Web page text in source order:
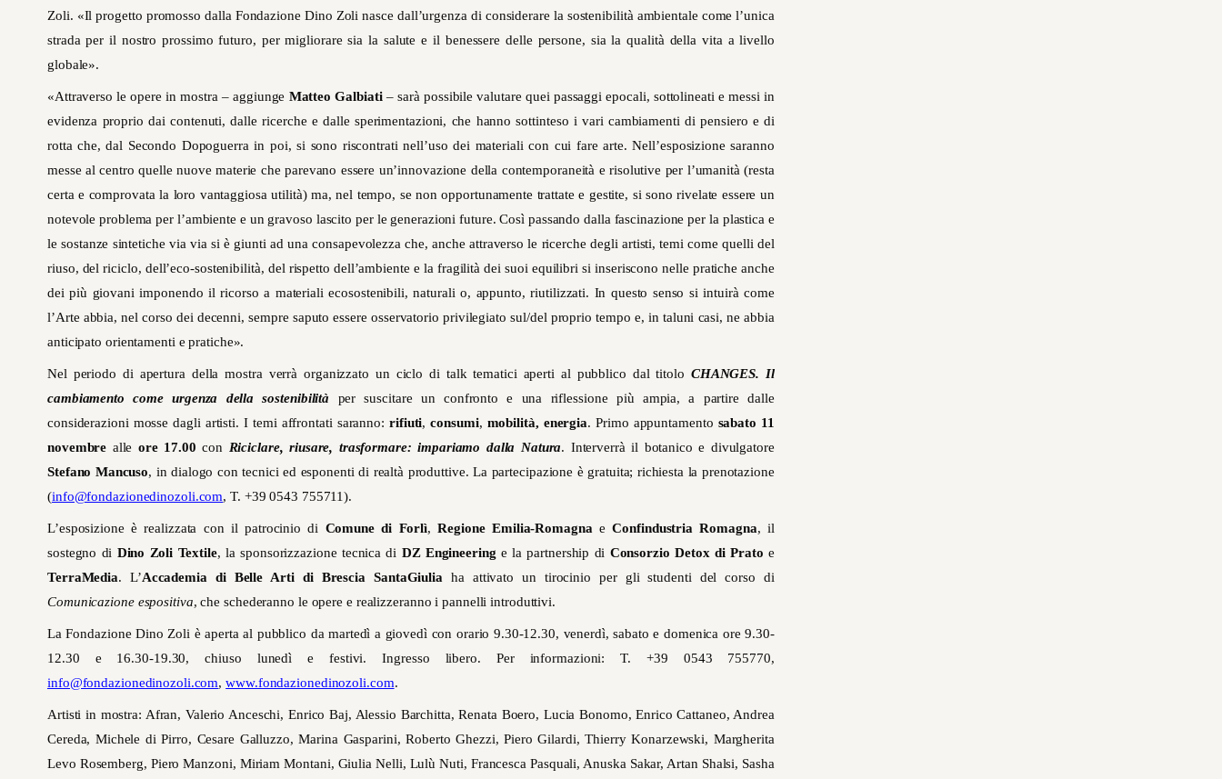
Zoli. «Il progetto promosso dalla Fondazione Dino Zoli nasce dall’urgenza di considerare la sostenibilità ambientale come l’unica
strada per il nostro prossimo futuro, per migliorare sia la salute e il benessere delle persone, sia la qualità della vita a livello
globale».
«Attraverso le opere in mostra – aggiunge Matteo Galbiati– sarà possibile valutare quei passaggi epocali, sottolineati e messi in
evidenza proprio dai contenuti, dalle ricerche e dalle sperimentazioni, che hanno sottinteso i vari cambiamenti di pensiero e di
rotta che, dal Secondo Dopoguerra in poi, si sono riscontrati nell’uso dei materiali con cui fare arte. Nell’esposizione saranno
messe al centro quelle nuove materie che parevano essere un’innovazione della contemporaneità e risolutive per l’umanità (resta
certa e comprovata la loro vantaggiosa utilità) ma, nel tempo, se non opportunamente trattate e gestite, si sono rivelate essere un
notevole problema per l’ambiente e un gravoso lascito per le generazioni future. Così passando dalla fascinazione per la plastica e
le sostanze sintetiche via via si è giunti ad una consapevolezza che, anche attraverso le ricerche degli artisti, temi come quelli del
riuso, del riciclo, dell’eco-sostenibilità, del rispetto dell’ambiente e la fragilità dei suoi equilibri si inseriscono nelle pratiche anche
dei più giovani imponendo il ricorso a materiali ecosostenibili, naturali o, appunto, riutilizzati. In questo senso si intuirà come
l’Arte abbia, nel corso dei decenni, sempre saputo essere osservatorio privilegiato sul/del proprio tempo e, in taluni casi, ne abbia
anticipato orientamenti e pratiche».
Nel periodo di apertura della mostra verrà organizzato un ciclo di talk tematici aperti al pubblico dal titolo CHANGES. Il
cambiamento come urgenza della sostenibilità per suscitare un confronto e una riflessione più ampia, a partire dalle
considerazioni mosse dagli artisti. I temi affrontati saranno:rifiuti,consumi, mobilità, energia. Primo appuntamento sabato 11
novembre alle ore 17.00 con Riciclare, riusare, trasformare: impariamo dalla Natura. Interverrà il botanico e divulgatore
Stefano Mancuso, in dialogo con tecnici ed esponenti di realtà produttive. La partecipazione è gratuita; richiesta la prenotazione
(info@fondazionedinozoli.com, T. +39 0543 755711).
L’esposizione è realizzata con il patrocinio di Comune di Forlì,Regione Emilia-RomagnaeConfindustria Romagna, il
sostegno di Dino Zoli Textile, la sponsorizzazione tecnica di DZ Engineering e la partnership di Consorzio Detox di Prato e
TerraMedia. L’Accademia di Belle Arti di Brescia SantaGiulia ha attivato un tirocinio per gli studenti del corso di
Comunicazione espositiva, che schederanno le opere e realizzeranno i pannelli introduttivi.
La Fondazione Dino Zoli è aperta al pubblico da martedì a giovedì con orario 9.30-12.30, venerdì, sabato e domenica ore 9.30-
12.30 e 16.30-19.30, chiuso lunedì e festivi. Ingresso libero. Per informazioni: T. +39 0543 755770,
info@fondazionedinozoli.com,www.fondazionedinozoli.com.
Artisti in mostra: Afran, Valerio Anceschi, Enrico Baj, Alessio Barchitta, Renata Boero, Lucia Bonomo, Enrico Cattaneo, Andrea
Cereda, Michele di Pirro, Cesare Galluzzo, Marina Gasparini, Roberto Ghezzi, Piero Gilardi, Thierry Konarzewski, Margherita
Levo Rosemberg, Piero Manzoni, Miriam Montani, Giulia Nelli, Lulù Nuti, Francesca Pasquali, Anuska Sakar, Artan Shalsi, Sasha